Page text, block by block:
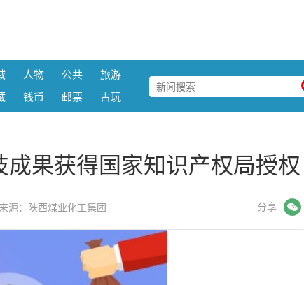
人物 公共
旅游
钱币 邮票 古玩
果获得国家知识产权局授权
源：陕西煤业化工集团 分享